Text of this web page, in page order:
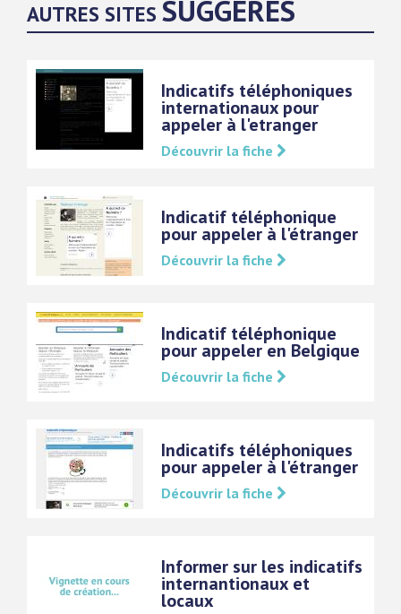
AUTRES SITES SUGGÉRÉS
Indicatifs téléphoniques
internationaux pour
appeler à l'etranger
Découvrir la fiche
Indicatif téléphonique
pour appeler à l'étranger
Découvrir la fiche
Indicatif téléphonique
pour appeler en Belgique
Découvrir la fiche
Indicatifs téléphoniques
pour appeler à l'étranger
Découvrir la fiche
Informer sur les indicatifs
internantionaux et
locaux